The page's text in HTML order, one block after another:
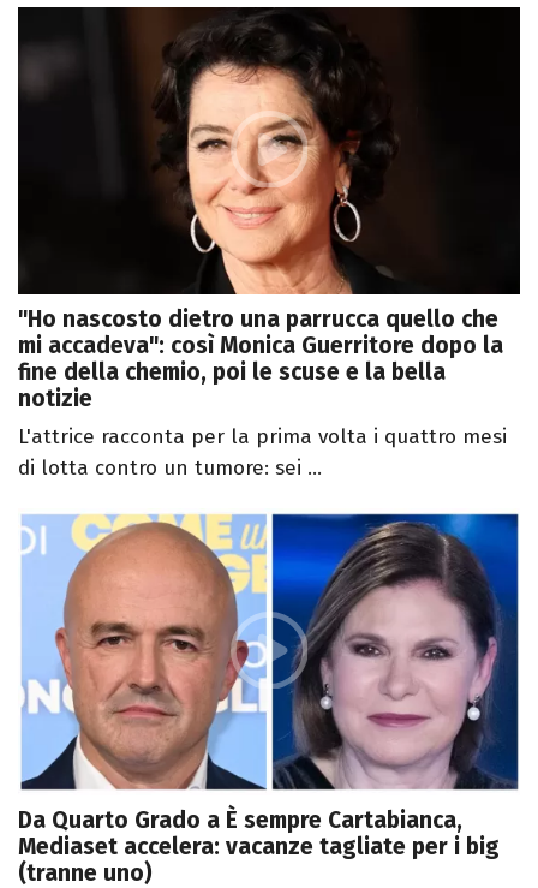
"Ho nascosto dietro una parrucca quello che
mi accadeva": così Monica Guerritore dopo la
fine della chemio, poi le scuse e la bella
notizie
L'attrice racconta per la prima volta i quattro mesi
di lotta contro un tumore: sei ...
Da Quarto Grado a È sempre Cartabianca,
Mediaset accelera: vacanze tagliate per i big
(tranne uno)